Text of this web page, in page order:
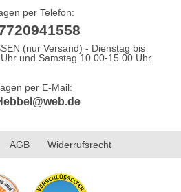
per Telefon:
(nur Versand) - Dienstag bis
und Samstag 10.00-15.00 Uhr
per E-Mail:
AGB Widerrufsrecht